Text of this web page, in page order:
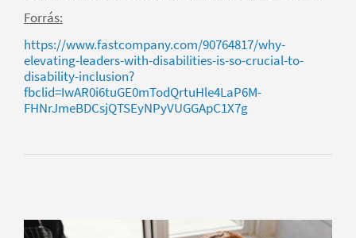
Forrás:
https://www.fastcompany.com/90764817/why-
elevating-leaders-with-disabilities-is-so-crucial-to-
disability-inclusion?
fbclid=IwAR0i6tuGE0mTodQrtuHle4LaP6M-
FHNrJmeBDCsjQTSEyNPyVUGGApC1X7g